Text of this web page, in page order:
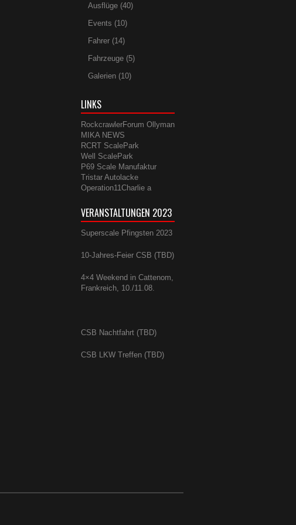
Ausflüge (40)
Events (10)
Fahrer (14)
Fahrzeuge (5)
Galerien (10)
LINKS
RockcrawlerForum Ollyman
MIKA NEWS
RCRT ScalePark
Well ScalePark
P69 Scale Manufaktur
Tristar Autolacke
Operation11Charlie a
VERANSTALTUNGEN 2023
Superscale Pfingsten 2023
10-Jahres-Feier CSB (TBD)
4×4 Weekend in Cattenom,
Frankreich, 10./11.08.
CSB Nachtfahrt (TBD)
CSB LKW Treffen (TBD)